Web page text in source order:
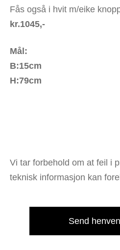
Fås også i hvit m/eike
kr.1045,-
Mål:
B:15cm
H:79cm
Vi tar forbehold om at feil i
teknisk informasjon kan
Send